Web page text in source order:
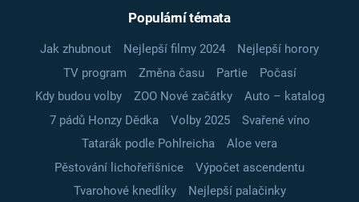
Populární témata
Jak zhubnout Nejlepší filmy 2024
Nejlepší horory
TV program
Změna času Partie
Počasí
Kdy budou volby
ZOO Nové začátky
Auto – katalog
7 pádů Honzy Dědka
Volby 2025
Svařené víno
Tatarák podle Pohlreicha
Aloe vera
Pěstování lichořeřišnice
Výpočet ascendentu
Tvarohové knedlíky
Nejlepší palačinky